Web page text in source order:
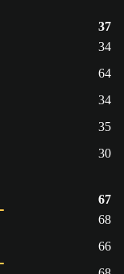
37
34
64
34
35
30
67
68
66